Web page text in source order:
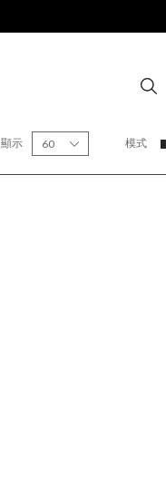
顯示 60 模式